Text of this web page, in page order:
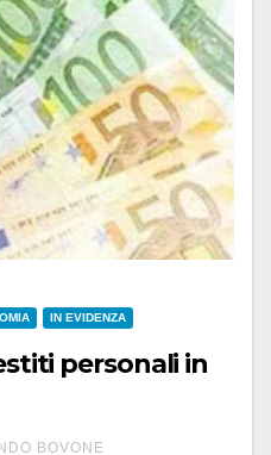
IN EVIDENZA
personali in
BOVONE